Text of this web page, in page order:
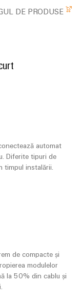
DE PRODUSE
automat
Diferite tipuri de
timpul instalării.
de compacte și
modulelor
la 50% din cablu și